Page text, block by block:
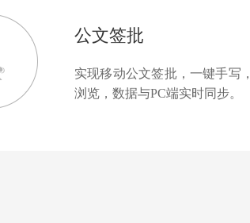
公文签批
实现移动公文签批，一键手写
浏览，数据与PC端实时同步。